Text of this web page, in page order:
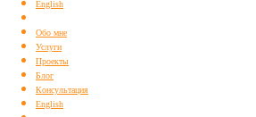
English
Обо мне
Услуги
Проекты
Блог
Консультация
English